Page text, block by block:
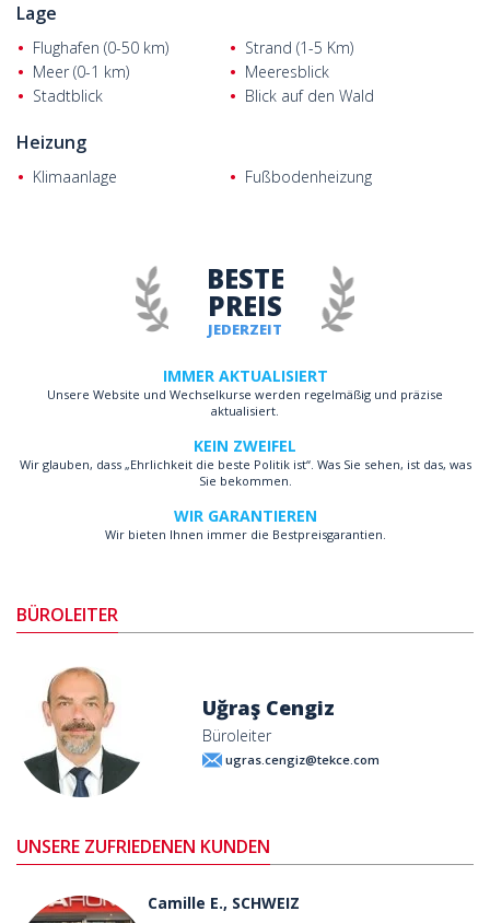
Lage
Flughafen (0-50 km)
Strand (1-5 Km)
Meer (0-1 km)
Meeresblick
Stadtblick
Blick auf den Wald
Heizung
Klimaanlage Fußbodenheizung
JEDERZEIT
BESTE
PREIS
IMMER AKTUALISIERT
Unsere Website und Wechselkurse werden regelmäßig und präzise
aktualisiert.
KEIN ZWEIFEL
Wir glauben, dass „Ehrlichkeit die beste Politik ist“. Was Sie sehen, ist das, was
Sie bekommen.
WIR GARANTIEREN
Wir bieten Ihnen immer die Bestpreisgarantien.
BÜROLEITER
Uğraş Cengiz
Büroleiter
ugras.cengiz@tekce.com
UNSERE ZUFRIEDENEN KUNDEN
Camille E., SCHWEIZ